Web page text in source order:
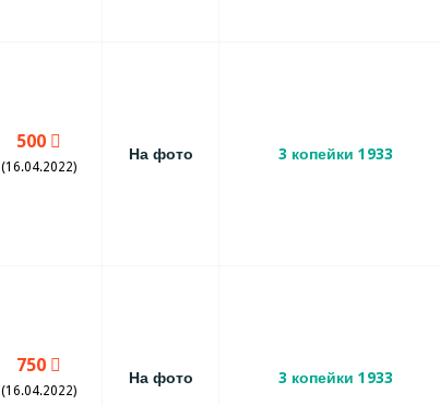
500
(16.04.2022)
На фото 3 копейки 1933
750
(16.04.2022)
На фото 3 копейки 1933